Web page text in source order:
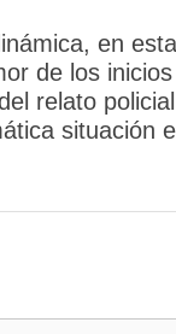
en
de los
relato
situación